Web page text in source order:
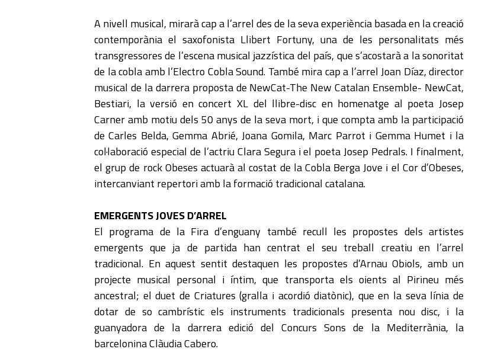
A nivell musical, mirarà cap a l’arrel des de la seva experiència basada en la creació
contemporània el saxofonista Llibert Fortuny, una de les personalitats més
transgressores de l’escena musical jazzística del país, que s’acostarà a la sonoritat
de la cobla amb l’Electro Cobla Sound. També mira cap a l’arrel Joan Díaz, director
musical de la darrera proposta de NewCat-The New Catalan Ensemble- NewCat,
Bestiari, la versió en concert XL del llibre-disc en homenatge al poeta Josep
Carner amb motiu dels 50 anys de la seva mort, i que compta amb la participació
de Carles Belda, Gemma Abrié, Joana Gomila, Marc Parrot i Gemma Humet i la
col·laboració especial de l’actriu Clara Segura i el poeta Josep Pedrals. I finalment,
el grup de rock Obeses actuarà al costat de la Cobla Berga Jove i el Cor d’Obeses,
intercanviant repertori amb la formació tradicional catalana.
EMERGENTS JOVES D’ARREL
El programa de la Fira d’enguany també recull les propostes dels artistes
emergents que ja de partida han centrat el seu treball creatiu en l’arrel
tradicional. En aquest sentit destaquen les propostes d’Arnau Obiols, amb un
projecte musical personal i íntim, que transporta els oients al Pirineu més
ancestral; el duet de Criatures (gralla i acordió diatònic), que en la seva línia de
dotar de so cambrístic els instruments tradicionals presenta nou disc, i la
guanyadora de la darrera edició del Concurs Sons de la Mediterrània, la
barcelonina Clàudia Cabero.